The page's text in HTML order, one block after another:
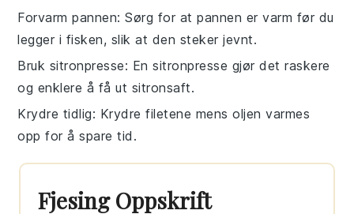
Forvarm pannen: Sørg for atpannen er varm før du
legger i fisken, slik at den steker jevnt.
Bruk sitronpresse: En sitronpresse gjør det raskere
og enklere å få ut sitronsaft.
Krydre tidlig: Krydrefiletene mens oljen varmes
opp for å spare tid.
Fjesing Oppskrift